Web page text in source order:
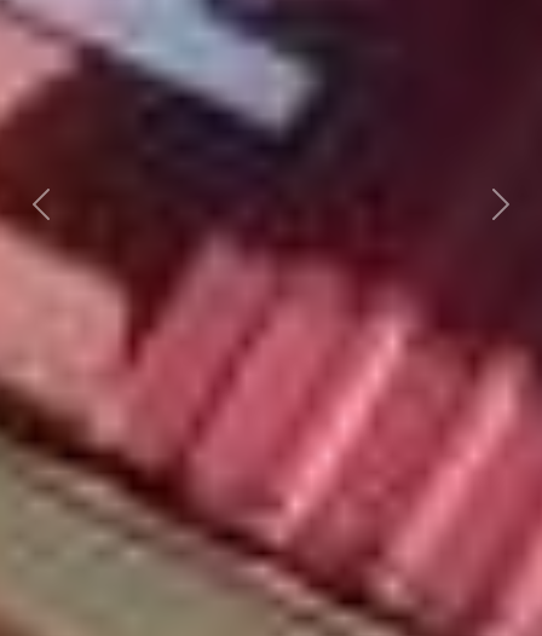
Předchozí Další